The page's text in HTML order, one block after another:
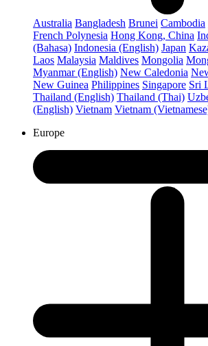
Australia Bangladesh Brunei Cambodia
French Polynesia Hong Kong, China
(Bahasa) Indonesia (English) Japan
Laos Malaysia Maldives Mongolia
Myanmar (English) New Caledonia
New Guinea Philippines Singapore Sri
Thailand (English) Thailand (Thai)
(English) Vietnam Vietnam
Europe